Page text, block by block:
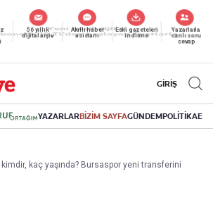
56 yıllık
dijital arşiv
Akıllı haber
asistanı
Eski gazeteleri
indirme
Yazarlarla
canlı soru
cevap
GİRİŞ
YAZARLARBİZİM SAYFAGÜNDEMPOLİTİKA
kaç yaşında? Bursaspor yeni transferini